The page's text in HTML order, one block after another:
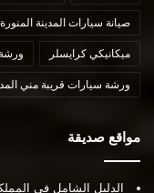
صيانة سيارات المدينة المنورة
ميكانيكي كرايسلر
ورشة سيارات قريبة مني
مواقع صديقة
الدليل الشامل في